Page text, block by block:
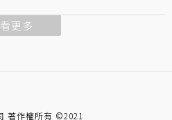
看更多
著作權所有 ©2021